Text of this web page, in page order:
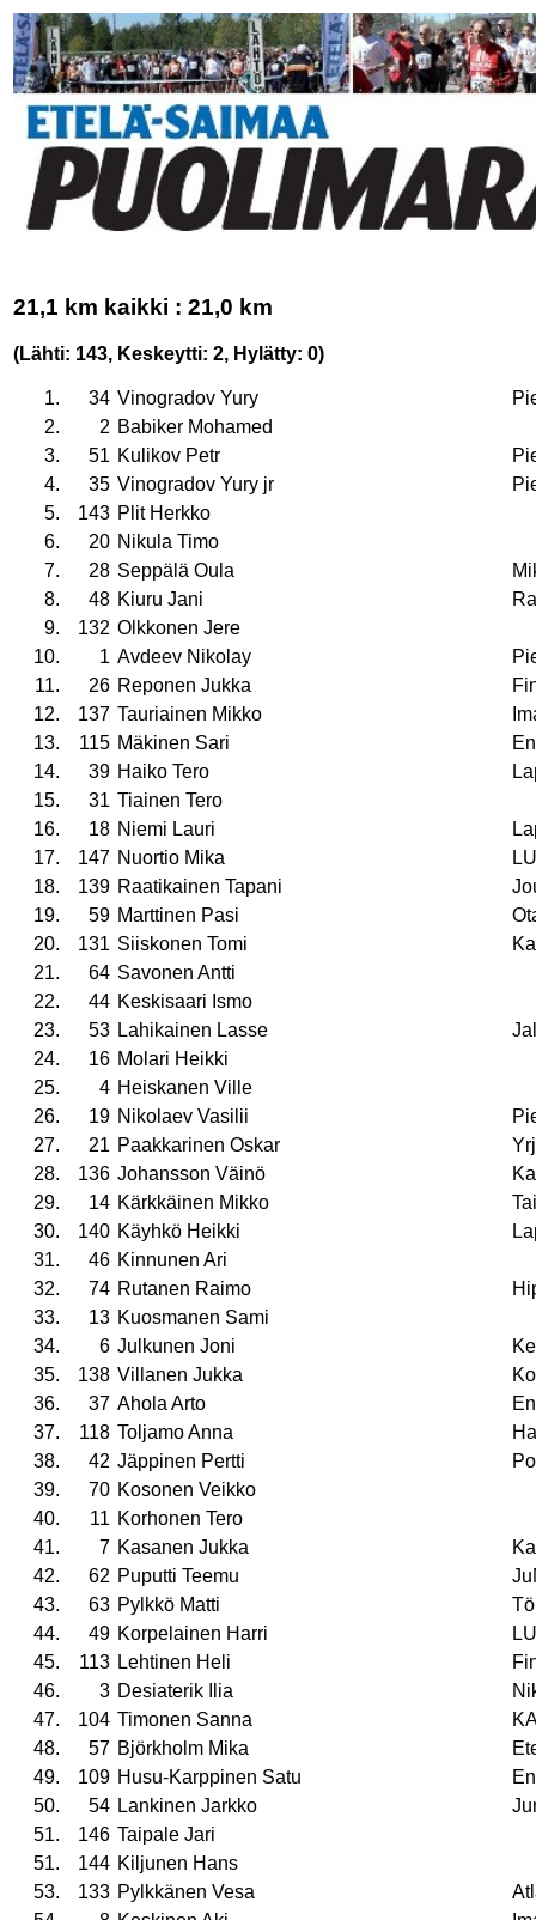
21,1 km kaikki : 21,0 km
(Lähti: 143, Keskeytti: 2, Hylätty: 0)
1. 34 Vinogradov Yury
2.
2 Babiker Mohamed
3.
51 Kulikov Petr
4.
35 Vinogradov Yury jr
5.
143 Plit Herkko
6.
20 Nikula Timo
7.
28 Seppälä Oula
8.
48 Kiuru Jani
9.
132 Olkkonen Jere
10.
1 Avdeev Nikolay
11.
26 Reponen Jukka
12.
137 Tauriainen Mikko
13.
115 Mäkinen Sari
14.
39 Haiko Tero
15.
31 Tiainen Tero
16.
18 Niemi Lauri
17.
147 Nuortio Mika
18.
139 Raatikainen Tapani
19.
59 Marttinen Pasi
20.
131 Siiskonen Tomi
21.
64 Savonen Antti
22.
44 Keskisaari Ismo
23.
53 Lahikainen Lasse
24.
16 Molari Heikki
25.
4 Heiskanen Ville
26.
19 Nikolaev Vasilii
27.
21 Paakkarinen Oskar
28.
136 Johansson Väinö
29.
14 Kärkkäinen Mikko
30.
140 Käyhkö Heikki
31.
46 Kinnunen Ari
32.
74 Rutanen Raimo
33.
13 Kuosmanen Sami
34.
6 Julkunen Joni
35.
138 Villanen Jukka
36.
37 Ahola Arto
37.
118 Toljamo Anna
38.
42 Jäppinen Pertti
39.
70 Kosonen Veikko
40.
11 Korhonen Tero
41.
7 Kasanen Jukka
42.
62 Puputti Teemu
43.
63 Pylkkö Matti
44.
49 Korpelainen Harri
45.
113 Lehtinen Heli
46.
3 Desiaterik Ilia
47.
104 Timonen Sanna
48.
57 Björkholm Mika
49.
109 Husu-Karppinen Satu
50.
54 Lankinen Jarkko
51.
146 Taipale Jari
51.
144 Kiljunen Hans
53.
133 Pylkkänen Vesa